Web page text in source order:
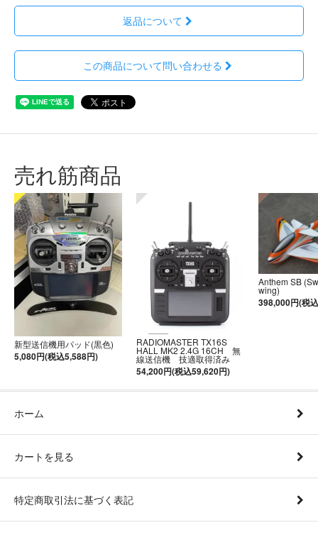
返品について
この商品について問い合わせる
売れ筋商品
新型送信機用パッド(黒色)
5,080円(税込5,588円)
RADIOMASTER TX16S
HALL MK2 2.4G 16CH 無
線送信機 技適取得済み
54,200円(税込59,620円)
Anthem SB
wing)
398,000円(税
ホーム
カートを見る
特定商取引法に基づく表記